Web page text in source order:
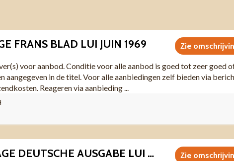
Zie
FRANS BLAD LUI JUIN 1969
voor aanbod. Conditie voor alle aanbod is goed tot zeer goed
aangegeven in de titel. Voor alle aanbiedingen zelf bieden via
Reageren via aanbieding ...
Zie
I0025 VINTAGE DEUTSCHE AUSGABE LUI MAGAZINE JUNI 1982